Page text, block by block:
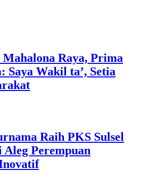
Mahalona Raya, Prima
Saya Wakil ta’, Setia
Raih PKS Sulsel
Aleg Perempuan